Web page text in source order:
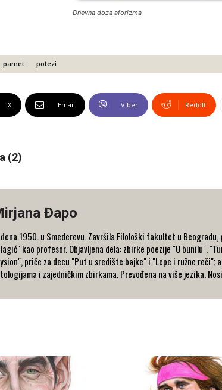
Dnevna doza aforizma
pamet potezi
X Email Viber ReddIt
(2)
Đapo
1950. u Smederevu. Završila Filološki fakultet u
kao profesor. Objavljena dela: zbirke poezije "U bunilu",
priče za decu "Put u središte bajke" i "Lepe i ružne
i zajedničkim zbirkama. Prevođena na više jezika.